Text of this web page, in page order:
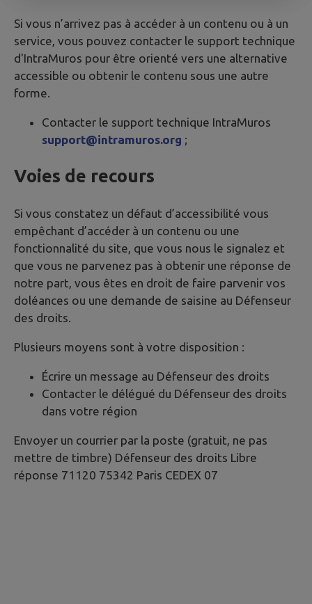
Si vous n’arrivez pas à accéder à un contenu ou à un
service, vous pouvez contacter le support technique
d'IntraMuros pour être orienté vers une alternative
accessible ou obtenir le contenu sous une autre
forme.
Contacter le support technique IntraMuros
support@intramuros.org ;
Voies de recours
Si vous constatez un défaut d’accessibilité vous
empêchant d’accéder à un contenu ou une
fonctionnalité du site, que vous nous le signalez et
que vous ne parvenez pas à obtenir une réponse de
notre part, vous êtes en droit de faire parvenir vos
doléances ou une demande de saisine au Défenseur
des droits.
Plusieurs moyens sont à votre disposition :
Écrire un message au Défenseur des droits
Contacter le délégué du Défenseur des droits
dans votre région
Envoyer un courrier par la poste (gratuit, ne pas
mettre de timbre) Défenseur des droits Libre
réponse 71120 75342 Paris CEDEX 07